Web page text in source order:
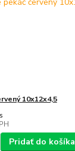
10x12x4,5
Pridať do košíka